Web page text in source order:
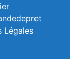
Légales